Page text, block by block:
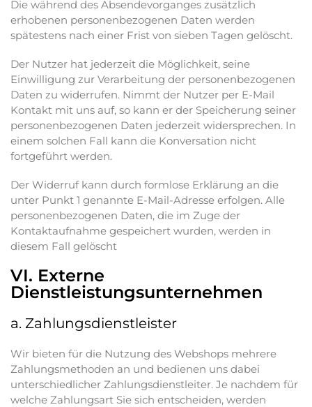
Die während des Absendevorganges zusätzlich
erhobenen personenbezogenen Daten werden
spätestens nach einer Frist von sieben Tagen gelöscht.
Der Nutzer hat jederzeit die Möglichkeit, seine
Einwilligung zur Verarbeitung der personenbezogenen
Daten zu widerrufen. Nimmt der Nutzer per E-Mail
Kontakt mit uns auf, so kann er der Speicherung seiner
personenbezogenen Daten jederzeit widersprechen. In
einem solchen Fall kann die Konversation nicht
fortgeführt werden.
Der Widerruf kann durch formlose Erklärung an die
unter Punkt 1 genannte E-Mail-Adresse erfolgen. Alle
personenbezogenen Daten, die im Zuge der
Kontaktaufnahme gespeichert wurden, werden in
diesem Fall gelöscht
VI. Externe
Dienstleistungsunternehmen
a. Zahlungsdienstleister
Wir bieten für die Nutzung des Webshops mehrere
Zahlungsmethoden an und bedienen uns dabei
unterschiedlicher Zahlungsdienstleiter. Je nachdem für
welche Zahlungsart Sie sich entscheiden, werden